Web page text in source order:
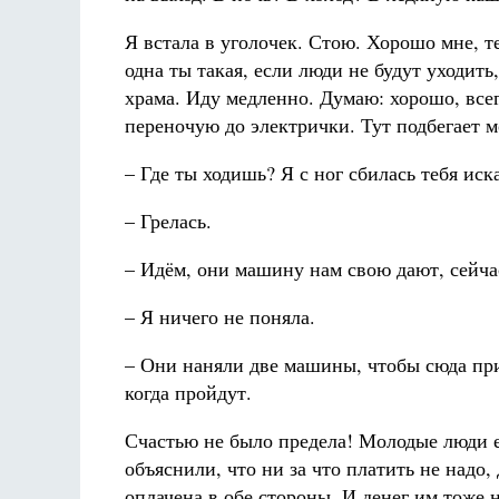
Я встала в уголочек. Стою. Хорошо мне,
одна ты такая, если люди не будут
храма. Иду медленно. Думаю: хорошо,
переночую до электрички. Тут подбегает
– Где ты ходишь? Я с ног сбилась тебя
– Грелась.
– Идём, они машину нам свою дают,
– Я ничего не поняла.
– Они наняли две машины, чтобы сюда
когда пройдут.
Счастью не было предела! Молодые люди
объяснили, что ни за что платить не надо,